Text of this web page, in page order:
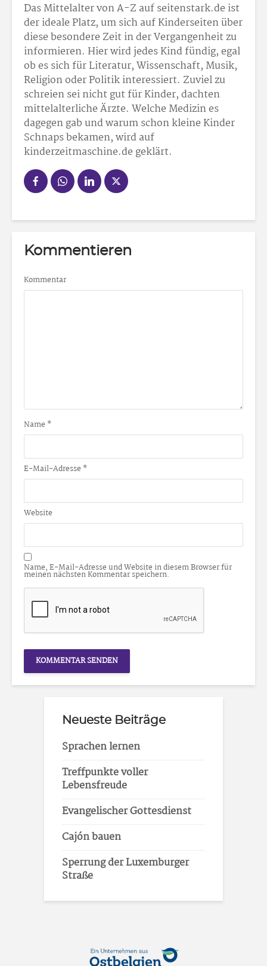
Das Mittelalter von A-Z auf seitenstark.de ist
der ideale Platz, um sich auf Kinderseiten über
diese besondere Zeit in der Vergangenheit zu
informieren. Hier wird jedes Kind fündig, egal
ob es sich für Literatur, Wissenschaft, Musik,
Religion oder Politik interessiert. Zuviel zu
schreien sei nicht gut für Kinder, dachten
mittelalterliche Ärzte. Welche Medizin es
dagegen gab und warum schon kleine Kinder
Schnaps bekamen, wird auf
kinderzeitmaschine.de geklärt.
Kommentieren
Kommentar
Name *
E-Mail-Adresse *
Website
Name, E-Mail-Adresse und Website in diesem Browser für
meinen nächsten Kommentar speichern.
Neueste Beiträge
Sprachen lernen
Treffpunkte voller
Lebensfreude
Evangelischer Gottesdienst
Cajón bauen
Sperrung der Luxemburger
Straße